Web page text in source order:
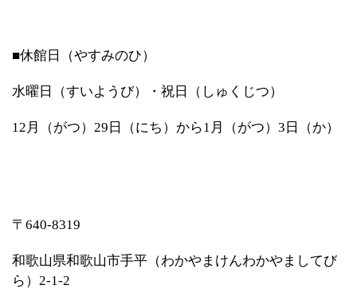
■休館日（やすみのひ）
水曜日（すいようび）・祝日（しゅくじつ）
12月（がつ）29日（にち）から1月（がつ）3日（か）
〒640-8319
和歌山県和歌山市手平（わかやまけんわかやましてび
ら）2-1-2